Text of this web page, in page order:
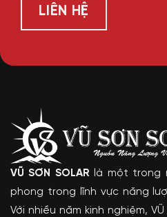
LIÊN HỆ
VŨ SƠN SOLAR là một trong
phong trong lĩnh vực năng
Với nhiều năm kinh nghiệm,